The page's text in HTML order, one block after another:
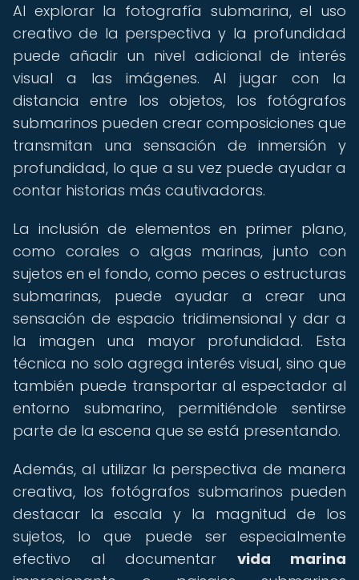
Al explorar la fotografía submarina, el uso
creativo de la perspectiva y la profundidad
puede añadir un nivel adicional de interés
visual a las imágenes. Al jugar con la
distancia entre los objetos, los fotógrafos
submarinos pueden crear composiciones que
transmitan una sensación de inmersión y
profundidad, lo que a su vez puede ayudar a
contar historias más cautivadoras.
La inclusión de elementos en primer plano,
como corales o algas marinas, junto con
sujetos en el fondo, como peces o estructuras
submarinas, puede ayudar a crear una
sensación de espacio tridimensional y dar a
la imagen una mayor profundidad. Esta
técnica no solo agrega interés visual, sino que
también puede transportar al espectador al
entorno submarino, permitiéndole sentirse
parte de la escena que se está presentando.
Además, al utilizar la perspectiva de manera
creativa, los fotógrafos submarinos pueden
destacar la escala y la magnitud de los
sujetos, lo que puede ser especialmente
efectivo al documentar vida marina